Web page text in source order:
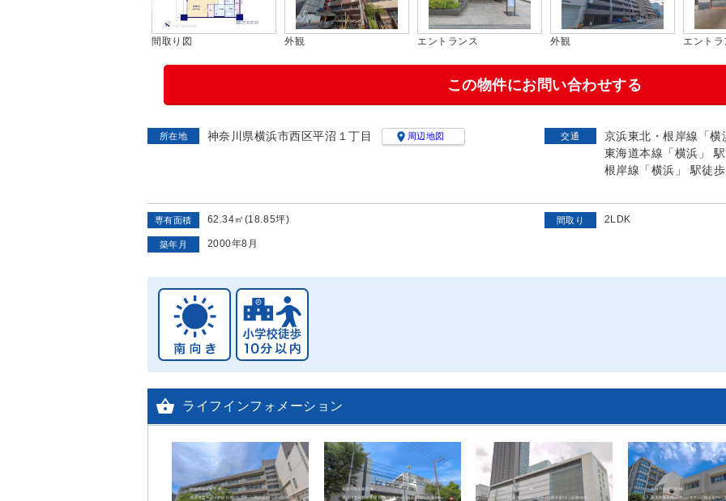
外観 エントランス 外観 エントランス 外観
この物件にお問い合わせする
所在地 神奈川県横浜市西区平沼１丁目  周辺地図 交通
京浜東北・根岸線「
東海道本線「横浜」
根岸線「横浜」 駅徒
専有面積 62.34㎡(18.85坪) 間取り 2LDK
築年月 2000年8月
 ライフインフォメーション